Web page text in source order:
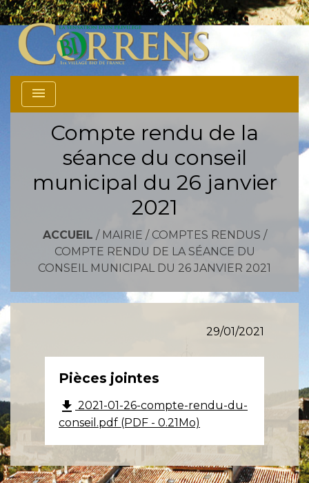
menu
Compte rendu de la
séance du conseil
municipal du 26 janvier
2021
ACCUEIL / MAIRIE / COMPTES RENDUS /
COMPTE RENDU DE LA SÉANCE DU
CONSEIL MUNICIPAL DU 26 JANVIER 2021
29/01/2021
Pièces jointes
file_download 2021-01-26-compte-rendu-du-
conseil.pdf (PDF - 0.21Mo)